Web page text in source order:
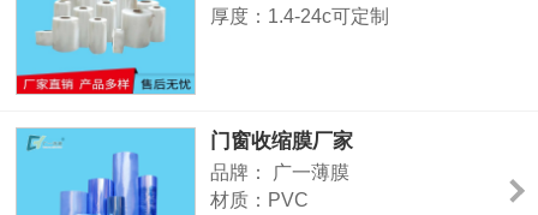
厚度：1.4-24c可定制
大型需包装设备、物品等。
门窗收缩膜厂家
品牌： 广一薄膜
材质：PVC